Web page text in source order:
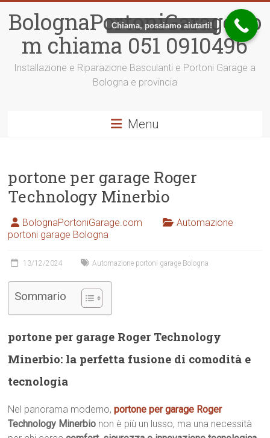
contenuto
BolognaPortoniGarage.co
m chiama 051 0910496
Installazione e Riparazione Basculanti e Portoni Garage a
Bologna e provincia
Menu
portone per garage Roger
Technology Minerbio
BolognaPortoniGarage.com
Automazione
portoni garage Bologna
13/12/2024 Automazione portoni garage Bologna
Sommario
portone per garage Roger Technology
Minerbio: la perfetta fusione di comodità e
tecnologia
Nel panorama moderno,portone per garage Roger
Technology Minerbio non è più un lusso, ma una necessità
Chiama, possiamo aiutarti!